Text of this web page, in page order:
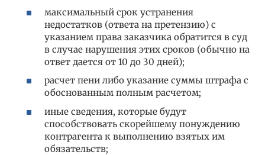
максимальный срок устранения
недостатков (ответа на претензию) с
указанием права заказчика обратится в суд
в случае нарушения этих сроков (обычно на
ответ дается от 10 до 30 дней);
расчет пени либо указание суммы штрафа с
обоснованным полным расчетом;
иные сведения, которые будут
способствовать скорейшему понуждению
контрагента к выполнению взятых им
обязательств;